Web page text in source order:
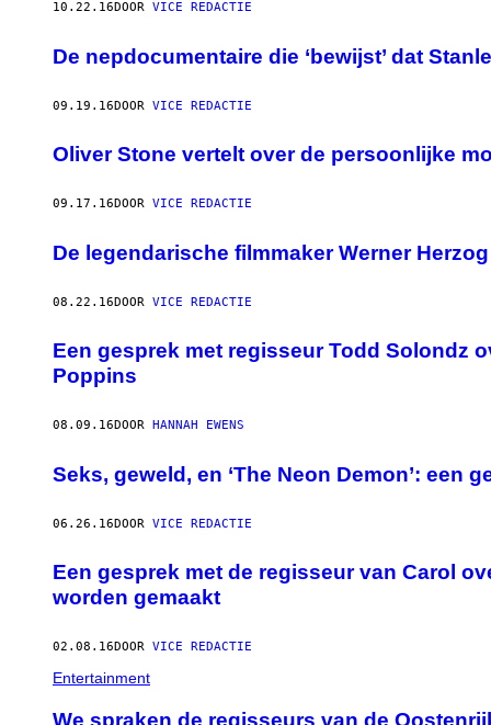
10.22.16DOOR VICE REDACTIE
De nepdocumentaire die ‘bewijst’ dat
09.19.16DOOR VICE REDACTIE
Oliver Stone vertelt over de persoonlijke
09.17.16DOOR VICE REDACTIE
De legendarische filmmaker Werner
08.22.16DOOR VICE REDACTIE
Een gesprek met regisseur Todd Solondz
Poppins
08.09.16DOOR HANNAH EWENS
Seks, geweld, en ‘The Neon Demon’: een
06.26.16DOOR VICE REDACTIE
Een gesprek met de regisseur van Carol
worden gemaakt
02.08.16DOOR VICE REDACTIE
Entertainment
We spraken de regisseurs van de